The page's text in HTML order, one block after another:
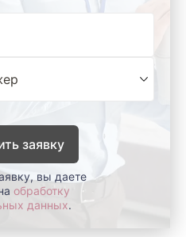
заявку
вы даете
обработку
данных.